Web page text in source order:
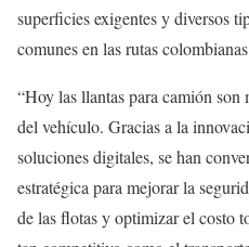
superficies exigentes y diversos
comunes en las rutas
“Hoy las llantas para camión
del vehículo. Gracias a la
soluciones digitales, se han
estratégica para mejorar la
de las flotas y optimizar el costo